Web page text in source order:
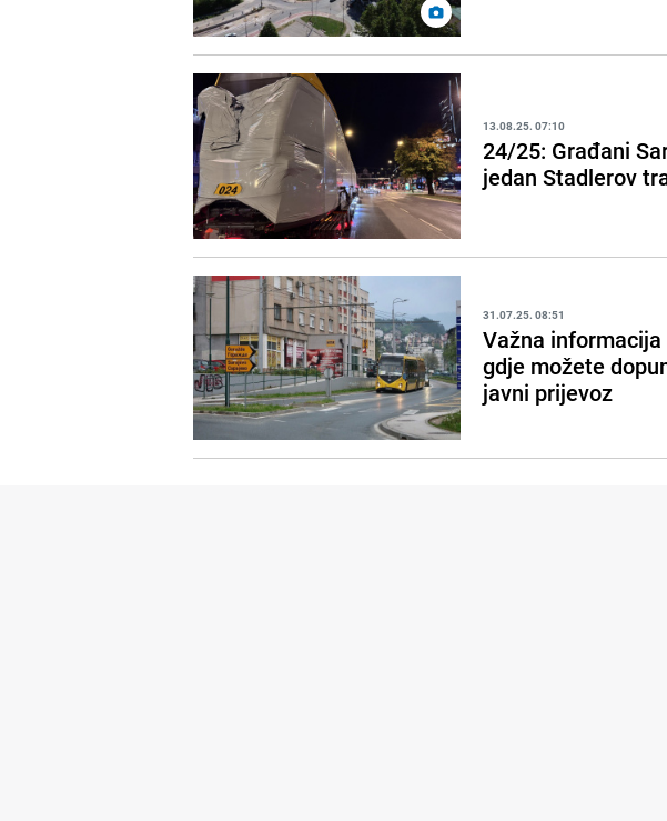
13.08.25. 07:10
24/25: Građani
jedan Stadlerov
31.07.25. 08:51
Važna informacija
gdje možete
javni prijevoz